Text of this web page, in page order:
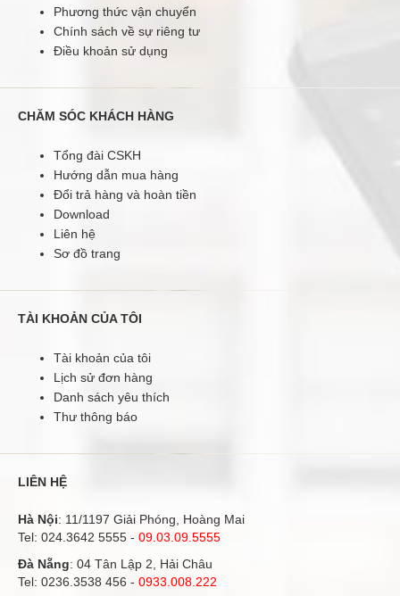
Phương thức vận chuyển
Chính sách về sự riêng tư
Điều khoản sử dụng
CHĂM SÓC KHÁCH HÀNG
Tổng đài CSKH
Hướng dẫn mua hàng
Đổi trả hàng và hoàn tiền
Download
Liên hệ
Sơ đồ trang
TÀI KHOẢN CỦA TÔI
Tài khoản của tôi
Lịch sử đơn hàng
Danh sách yêu thích
Thư thông báo
LIÊN HỆ
Hà Nội: 11/1197 Giải Phóng, Hoàng Mai
Tel: 024.3642 5555 - 09.03.09.5555
Đà Nẵng: 04 Tân Lập 2, Hải Châu
Tel: 0236.3538 456 - 0933.008.222